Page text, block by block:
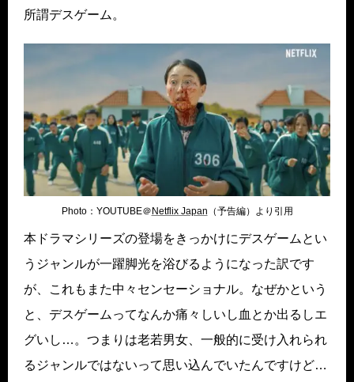
所謂デスゲーム。
Photo：YOUTUBE＠Netflix Japan （予告編）より引用
本ドラマシリーズの登場をきっかけにデスゲームとい
うジャンルが一躍脚光を浴びるようになった訳です
が、これもまた中々センセーショナル。なぜかという
と、デスゲームってなんか痛々しいし血とか出るしエ
グいし…。つまりは老若男女、一般的に受け入れられ
るジャンルではないって思い込んでいたんですけど…